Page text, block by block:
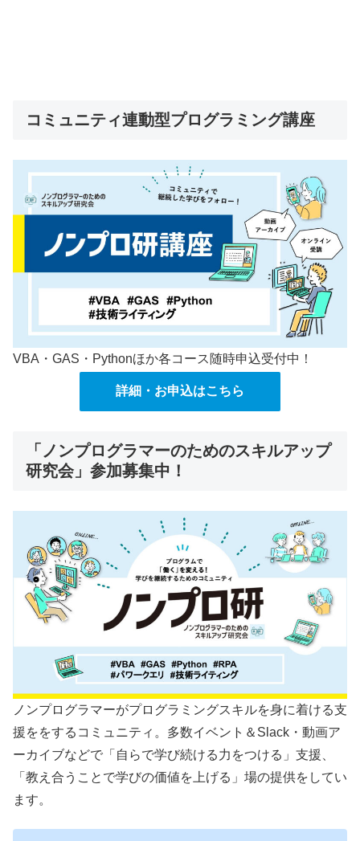
コミュニティ連動型プログラミング講座
VBA・GAS・Pythonほか各コース随時申込受付中！
詳細・お申込はこちら
「ノンプログラマーのためのスキルアップ
研究会」参加募集中！
ノンプログラマーがプログラミングスキルを身に着ける支
援ををするコミュニティ。多数イベント＆Slack・動画ア
ーカイブなどで「自らで学び続ける力をつける」支援、
「教え合うことで学びの価値を上げる」場の提供をしてい
ます。